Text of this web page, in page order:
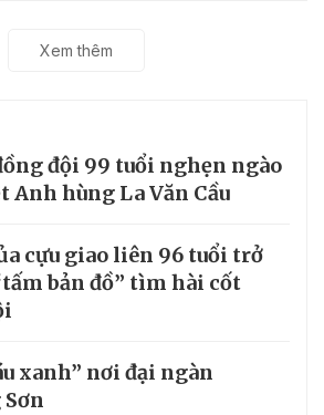
Xem thêm
đội 99 tuổi nghẹn ngào
Anh hùng La Văn Cầu
cựu giao liên 96 tuổi trở
bản đồ” tìm hài cốt
xanh” nơi đại ngàn